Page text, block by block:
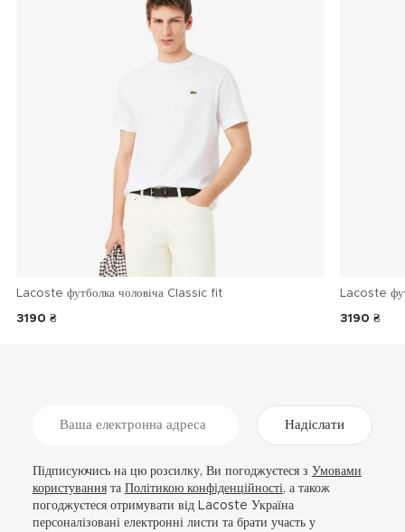
Lacoste футболка чоловіча Classic fit
3190 ₴
Lacoste
3190 ₴
Надіслати
Підписуючись на цю розсилку, Ви погоджуєтеся з Умовами
користуваннята Політикою конфіденційності, а також
погоджуєтеся отримувати від Lacoste Україна
персоналізовані електронні листи та брати участь у